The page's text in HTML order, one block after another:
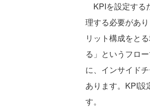
KPIを設定する
理する必要があ
リット構成をと
る」というフロ
に、インサイド
あります。KPI設
す。